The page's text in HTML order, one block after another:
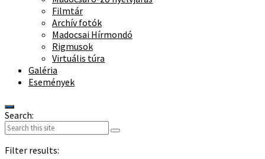
Filmtár
Archív fotók
Madocsai Hírmondó
Rigmusok
Virtuális túra
Galéria
Események
Search:
Filter results: